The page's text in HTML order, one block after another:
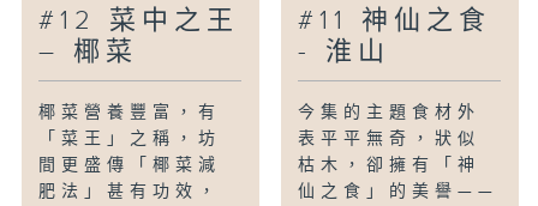
#12 菜中之王
– 椰菜
椰菜營養豐富，有
「菜王」之稱，坊
間更盛傳「椰菜減
肥法」甚有功效，
#11 神仙之食
- 淮山
今集的主題食材外
表平平無奇，狀似
枯木，卻擁有「神
仙之食」的美譽——